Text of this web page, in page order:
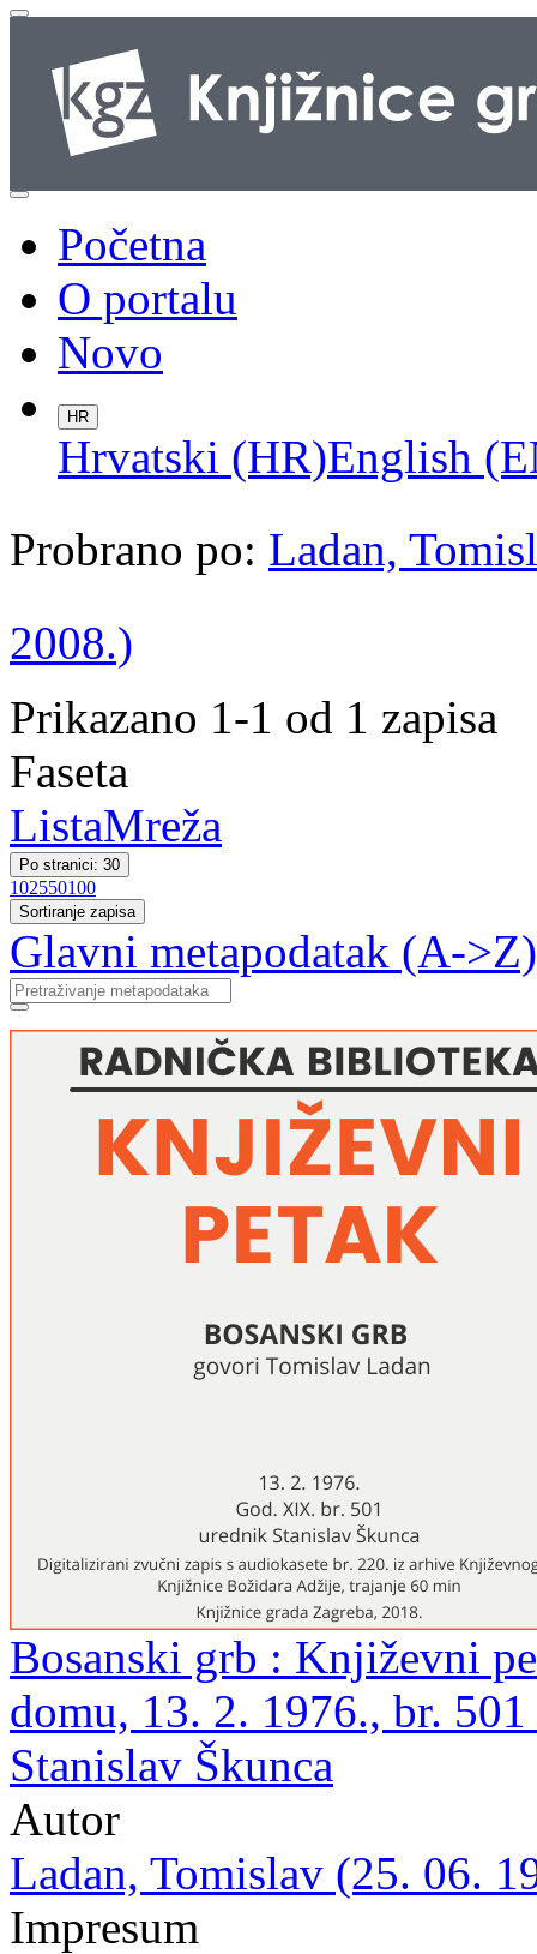
Početna
O portalu
Novo
HR
Hrvatski (HR)English
Probrano po: Ladan,
2008.)
Prikazano 1-1 od 1 zapisa
Faseta
ListaMreža
Po stranici: 30
102550100
Sortiranje zapisa
Glavni metapodatak (A->Z)
Bosanski grb : Književni
domu, 13. 2. 1976., br.
Stanislav Škunca
Autor
Ladan, Tomislav (25. 06.
Impresum